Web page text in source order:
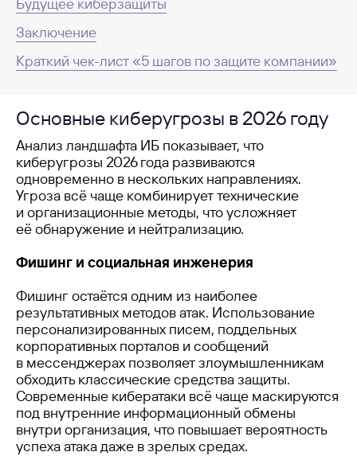
Заключение
Краткий чек-лист «5 шагов по защите компании»
Основные киберугрозы в 2026 году
Анализ ландшафта ИБ показывает, что
киберугрозы 2026 года развиваются
одновременно в нескольких направлениях.
Угроза всё чаще комбинирует технические
и организационные методы, что усложняет
её обнаружение и нейтрализацию.
Фишинг и социальная инженерия
Фишинг остаётся одним из наиболее
результативных методов атак. Использование
персонализированных писем, поддельных
корпоративных порталов и сообщений
в мессенджерах позволяет злоумышленникам
обходить классические средства защиты.
Современные кибератаки всё чаще маскируются
под внутренние информационный обмены
внутри организация, что повышает вероятность
успеха атака даже в зрелых средах.